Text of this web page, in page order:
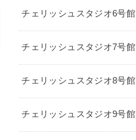
チェリッシュスタジオ6号館
チェリッシュスタジオ7号館
チェリッシュスタジオ8号館
チェリッシュスタジオ9号館